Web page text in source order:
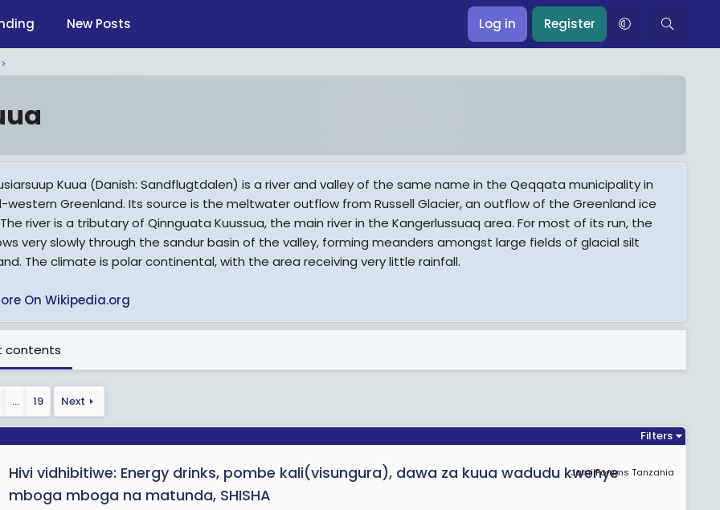
New Posts Log in Register
Kuua (Danish: Sandflugtdalen) is a river and valley of the same name in the Qeqqata municipality in
western Greenland. Its source is the meltwater outflow from Russell Glacier, an outflow of the Greenland ice
river is a tributary of Qinnguata Kuussua, the main river in the Kangerlussuaq area. For most of its run, the
very slowly through the sandur basin of the valley, forming meanders amongst large fields of glacial silt
The climate is polar continental, with the area receiving very little rainfall.
On Wikipedia.org
contents
… 19 Next
Filters
JamiiForums Tanzania
Hivi vidhibitiwe: Energy drinks, pombe kali(visungura), dawa za kuua wadudu kwenye
mboga mboga na matunda, SHISHA